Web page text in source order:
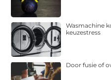
Wasmachine
keuzestress
Door fusie of